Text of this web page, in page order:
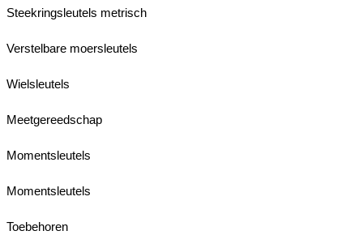
Steekringsleutels metrisch
Verstelbare moersleutels
Wielsleutels
Meetgereedschap
Momentsleutels
Momentsleutels
Toebehoren